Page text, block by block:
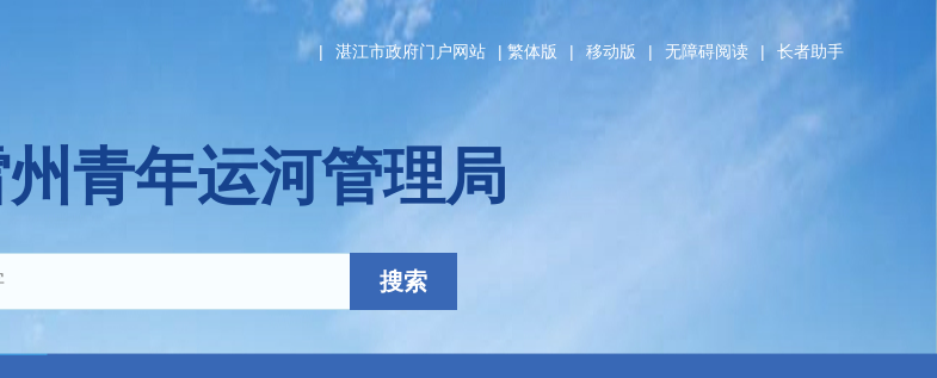
| 湛江市政府门户网站 | 繁体版 | 移动版 | 无障碍阅读 | 长者助手
青年运河管理局
搜索